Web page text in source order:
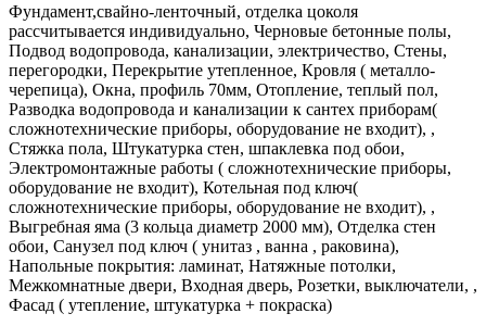
Фундамент,свайно-ленточный, отделка цоколя
рассчитывается индивидуально, Черновые бетонные полы,
Подвод водопровода, канализации, электричество, Стены,
перегородки, Перекрытие утепленное, Кровля ( металло-
черепица), Окна, профиль 70мм, Отопление, теплый пол,
Разводка водопровода и канализации к сантех приборам(
сложнотехнические приборы, оборудование не входит), ,
Стяжка пола, Штукатурка стен, шпаклевка под обои,
Электромонтажные работы ( сложнотехнические приборы,
оборудование не входит), Котельная под ключ(
сложнотехнические приборы, оборудование не входит), ,
Выгребная яма (3 кольца диаметр 2000 мм), Отделка стен
обои, Санузел под ключ ( унитаз , ванна , раковина),
Напольные покрытия: ламинат, Натяжные потолки,
Межкомнатные двери, Входная дверь, Розетки, выключатели, ,
Фасад ( утепление, штукатурка + покраска)